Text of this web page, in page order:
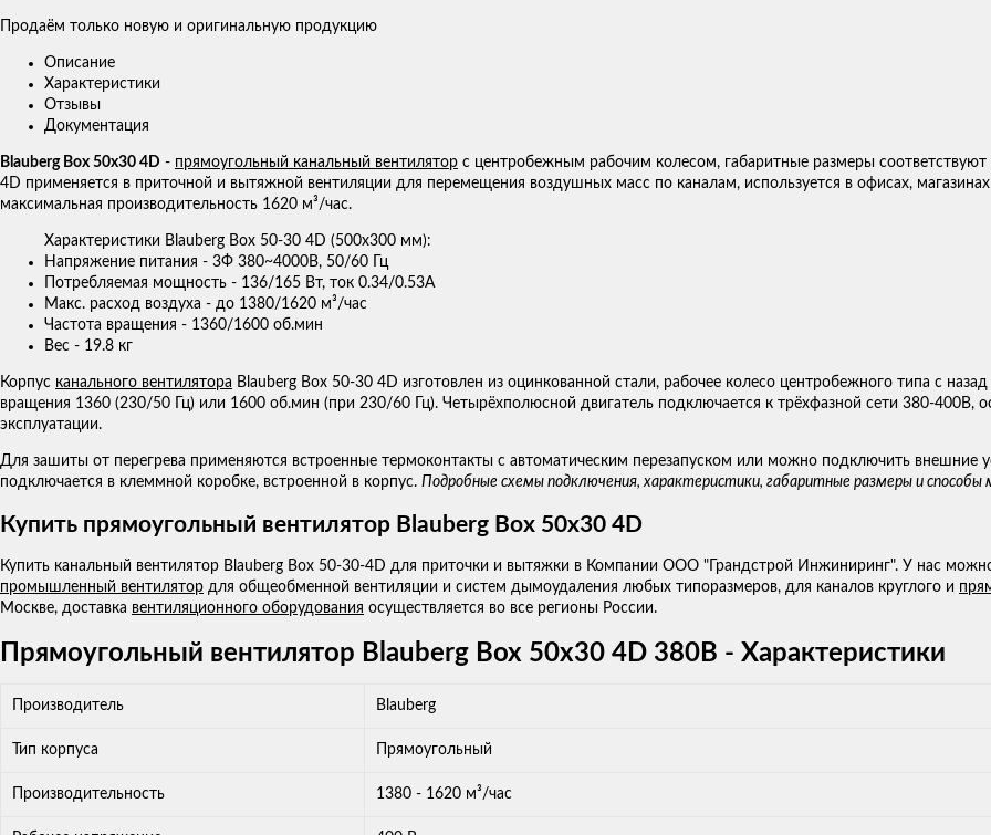
Продаём только новую и оригинальную продукцию
Описание
Характеристики
Отзывы
Документация
Blauberg Box 50x30 4D - прямоугольный канальный вентилятор с центробежным рабочим колесом, габаритные размеры
4D применяется в приточной и вытяжной вентиляции для перемещения воздушных масс по каналам, используется в офисах,
максимальная производительность 1620 м³/час.
Характеристики Blauberg Box 50-30 4D (500x300 мм):
Напряжение питания - 3Ф 380~4000В, 50/60 Гц
Потребляемая мощность - 136/165 Вт, ток 0.34/0.53А
Макс. расход воздуха - до 1380/1620 м³/час
Частота вращения - 1360/1600 об.мин
Вес - 19.8 кг
Корпус канального вентилятора Blauberg Box 50-30 4D изготовлен из оцинкованной стали, рабочее колесо центробежного типа с
вращения 1360 (230/50 Гц) или 1600 об.мин (при 230/60 Гц). Четырёхполюсной двигатель подключается к трёхфазной сети 380-
эксплуатации.
Для зашиты от перегрева применяются встроенные термоконтакты с автоматическим перезапуском или можно подключить
подключается в клеммной коробке, встроенной в корпус. Подробные схемы подключения, характеристики, габаритные размеры и
Купить прямоугольный вентилятор Blauberg Box 50x30 4D
Купить канальный вентилятор Blauberg Box 50-30-4D для приточки и вытяжки в Компании ООО "Грандстрой Инжиниринг". У нас
промышленный вентилятор для общеобменной вентиляции и систем дымоудаления любых типоразмеров, для каналов круглого и
Москве, доставка вентиляционного оборудования осуществляется во все регионы России.
Прямоугольный вентилятор Blauberg Box 50x30 4D 380В - Характеристики
Производитель Blauberg
Тип корпуса Прямоугольный
Производительность 1380 - 1620 м³/час